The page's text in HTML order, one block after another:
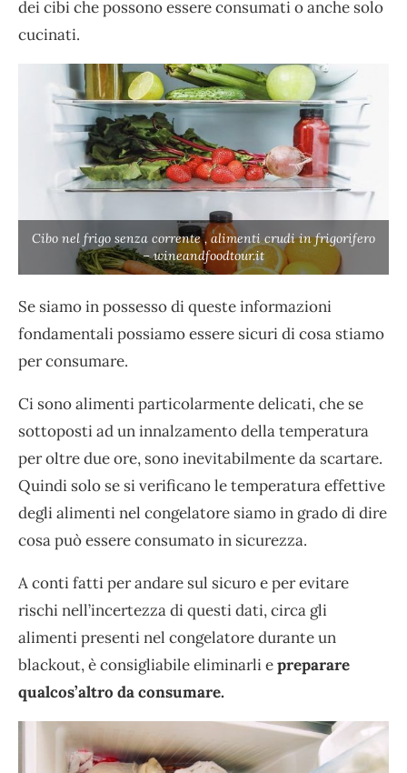
dei cibi che possono essere consumati o anche solo
cucinati.
Cibo nel frigo senza corrente , alimenti crudi in frigorifero
– wineandfoodtour.it
Se siamo in possesso di queste informazioni
fondamentali possiamo essere sicuri di cosa stiamo
per consumare.
Ci sono alimenti particolarmente delicati, che se
sottoposti ad un innalzamento della temperatura
per oltre due ore, sono inevitabilmente da scartare.
Quindi solo se si verificano le temperatura effettive
degli alimenti nel congelatore siamo in grado di dire
cosa può essere consumato in sicurezza.
A conti fatti per andare sul sicuro e per evitare
rischi nell’incertezza di questi dati, circa gli
alimenti presenti nel congelatore durante un
blackout, è consigliabile eliminarli epreparare
qualcos’altro da consumare.